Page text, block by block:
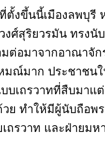
ที่ตั้งขึ้นนี้เมืองลพบุรี
งศ์สุริยวรมัน ทรง
ต่อมาจากอาณาจั
มณ์มาก ประชาชน
บเถรวาทที่สืบมา
วย ทำให้มีผู้นับถือพ
ถรวาท และฝ่ายมห